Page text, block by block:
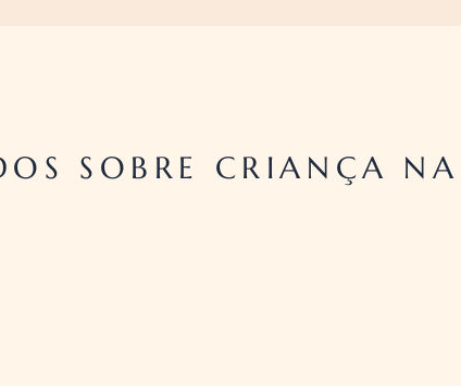
SOBRE CRIANÇA